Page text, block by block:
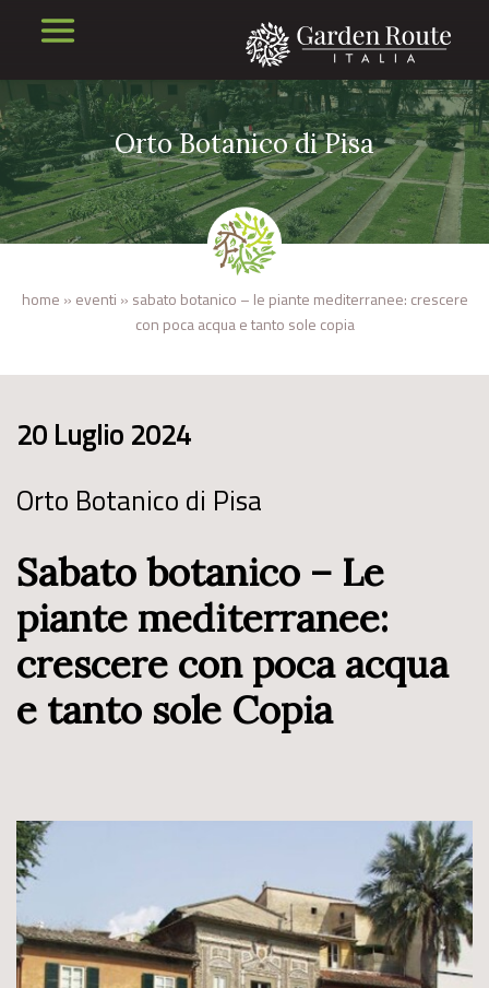
Orto Botanico di Pisa
home » eventi » sabato botanico – le piante mediterranee: crescere
con poca acqua e tanto sole copia
20 Luglio 2024
Orto Botanico di Pisa
Sabato botanico – Le
piante mediterranee:
crescere con poca acqua
e tanto sole Copia